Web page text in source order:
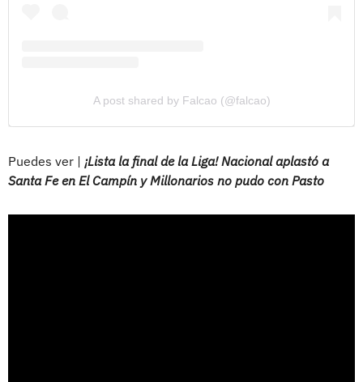
A post shared by Falcao (@falcao)
Puedes ver | ¡Lista la final de la Liga! Nacional aplastó a
Santa Fe en El Campín y Millonarios no pudo con Pasto